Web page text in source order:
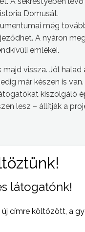
Domusát.
még
A nyáron
emlékei.
vissza. Jól
már készen is
kiszolgáló
lesz – állítják a
HÍREI
látogatónk!
új címre költözött, a